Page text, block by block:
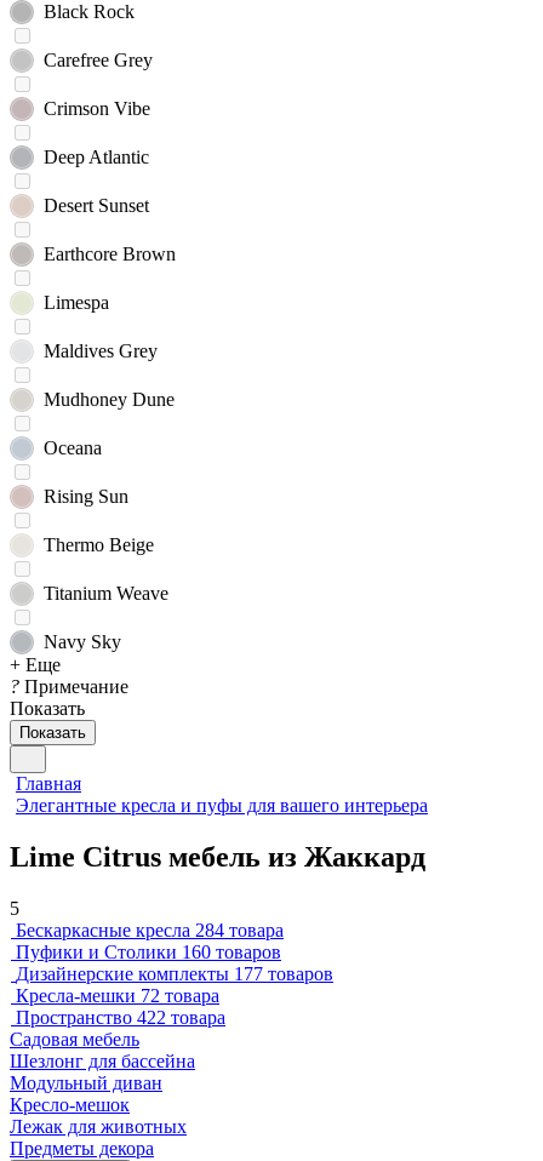
Black Rock
Carefree Grey
Crimson Vibe
Deep Atlantic
Desert Sunset
Earthcore Brown
Limespa
Maldives Grey
Mudhoney Dune
Oceana
Rising Sun
Thermo Beige
Titanium Weave
Navy Sky
+ Еще
? Примечание
Показать
Показать
Главная
Элегантные кресла и пуфы для вашего интерьера
Lime Citrus мебель из Жаккард
5
Бескаркасные кресла 284 товара
Пуфики и Столики 160 товаров
Дизайнерские комплекты 177 товаров
Кресла-мешки 72 товара
Пространство 422 товара
Садовая мебель
Шезлонг для бассейна
Модульный диван
Кресло-мешок
Лежак для животных
Предметы декора